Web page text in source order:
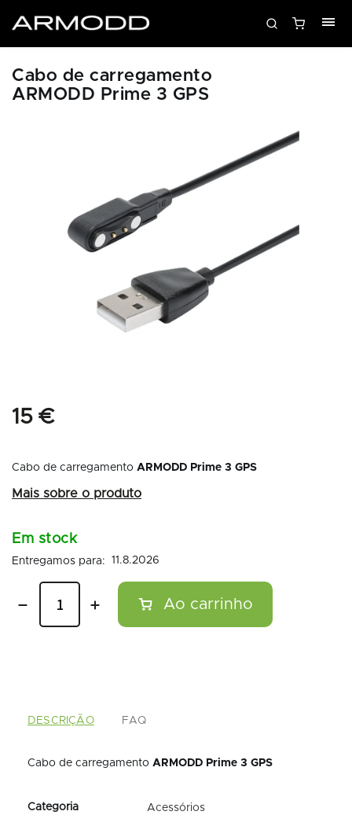
Cabo de carregamento
ARMODD Prime 3 GPS
15 €
Cabo de carregamento ARMODD Prime 3 GPS
Em stock
11.8.2026
DESCRIÇÃO FAQ
Cabo de carregamento ARMODD Prime 3 GPS
Acessórios